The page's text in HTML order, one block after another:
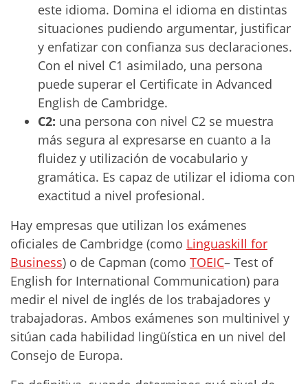
este idioma. Domina el idioma en distintas
situaciones pudiendo argumentar, justificar
y enfatizar con confianza sus declaraciones.
Con el nivel C1 asimilado, una persona
puede superar el Certificate in Advanced
English de Cambridge.
C2: una persona con nivel C2 se muestra
más segura al expresarse en cuanto a la
fluidez y utilización de vocabulario y
gramática. Es capaz de utilizar el idioma con
exactitud a nivel profesional.
Hay empresas que utilizan los exámenes
oficiales de Cambridge (como Linguaskill for
Business) o de Capman (como TOEIC– Test of
English for International Communication) para
medir el nivel de inglés de los trabajadores y
trabajadoras. Ambos exámenes son multinivel y
sitúan cada habilidad lingüística en un nivel del
Consejo de Europa.